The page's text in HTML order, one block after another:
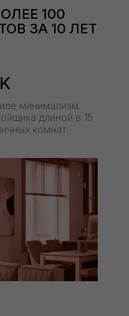
100
ЗА 10 ЛЕТ
минимализм.
длиной в 15
комнат.